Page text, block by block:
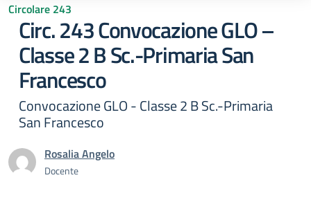
Circolare 243
Circ. 243 Convocazione GLO –
Classe 2 B Sc.-Primaria San
Francesco
Convocazione GLO - Classe 2 B Sc.-Primaria
San Francesco
Rosalia Angelo
Docente